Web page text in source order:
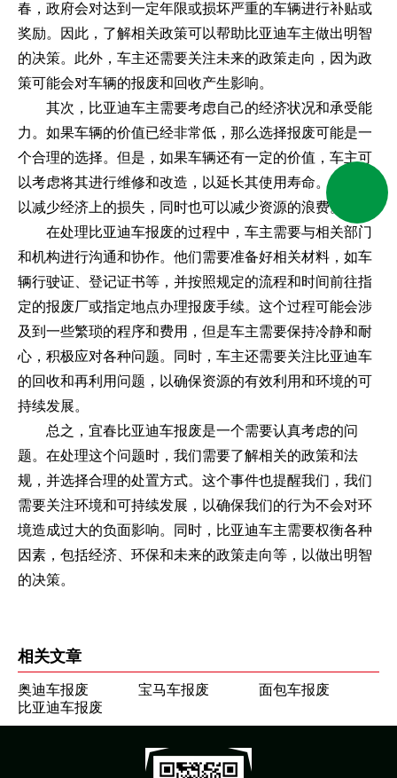
春，政府会对达到一定年限或损坏严重的车辆进行补贴或
奖励。因此，了解相关政策可以帮助比亚迪车主做出明智
的决策。此外，车主还需要关注未来的政策走向，因为政
策可能会对车辆的报废和回收产生影响。
其次，比亚迪车主需要考虑自己的经济状况和承受能
力。如果车辆的价值已经非常低，那么选择报废可能是一
个合理的选择。但是，如果车辆还有一定的价值，车主可
以考虑将其进行维修和改造，以延长其使用寿命。这样可
以减少经济上的损失，同时也可以减少资源的浪费。
在处理比亚迪车报废的过程中，车主需要与相关部门
和机构进行沟通和协作。他们需要准备好相关材料，如车
辆行驶证、登记证书等，并按照规定的流程和时间前往指
定的报废厂或指定地点办理报废手续。这个过程可能会涉
及到一些繁琐的程序和费用，但是车主需要保持冷静和耐
心，积极应对各种问题。同时，车主还需要关注比亚迪车
的回收和再利用问题，以确保资源的有效利用和环境的可
持续发展。
总之，宜春比亚迪车报废是一个需要认真考虑的问
题。在处理这个问题时，我们需要了解相关的政策和法
规，并选择合理的处置方式。这个事件也提醒我们，我们
需要关注环境和可持续发展，以确保我们的行为不会对环
境造成过大的负面影响。同时，比亚迪车主需要权衡各种
因素，包括经济、环保和未来的政策走向等，以做出明智
的决策。
相关文章
奥迪车报废 宝马车报废
面包车报废
比亚迪车报废